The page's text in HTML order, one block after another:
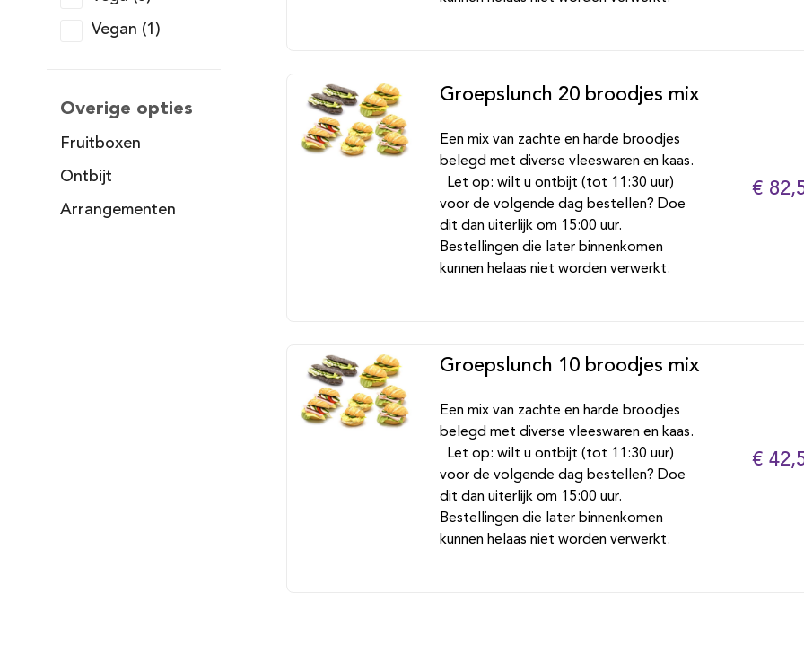
Vegan (1)
Overige opties
Fruitboxen
Ontbijt
Arrangementen
Groepslunch 20 broodjes mix
Een mix van zachte en harde broodjes
belegd met diverse vleeswaren en kaas.
Let op: wilt u ontbijt (tot 11:30 uur)
voor de volgende dag bestellen? Doe
dit dan uiterlijk om 15:00 uur.
Bestellingen die later binnenkomen
kunnen helaas niet worden verwerkt.
€
Groepslunch 10 broodjes mix
Een mix van zachte en harde broodjes
belegd met diverse vleeswaren en kaas.
Let op: wilt u ontbijt (tot 11:30 uur)
voor de volgende dag bestellen? Doe
dit dan uiterlijk om 15:00 uur.
Bestellingen die later binnenkomen
kunnen helaas niet worden verwerkt.
€